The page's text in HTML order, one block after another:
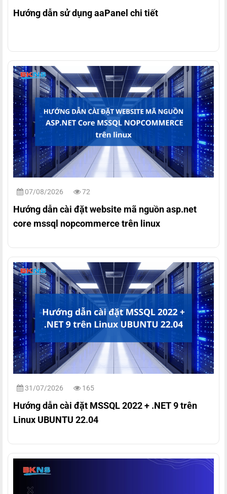
Hướng dẫn sử dụng aaPanel chi tiết
07/08/2026 72
Hướng dẫn cài đặt website mã nguồn asp.net
core mssql nopcommerce trên linux
31/07/2026 165
Hướng dẫn cài đặt MSSQL 2022 + .NET 9 trên
Linux UBUNTU 22.04